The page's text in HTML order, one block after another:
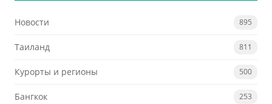
Новости 895
Таиланд 811
Курорты и регионы 500
Бангкок 253